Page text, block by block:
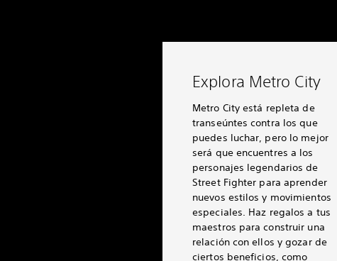
Explora Metro City
Metro City está repleta de
transeúntes contra los que
puedes luchar, pero lo mejor
será que encuentres a los
personajes legendarios de
Street Fighter para aprender
nuevos estilos y movimientos
especiales. Haz regalos a tus
maestros para construir una
relación con ellos y gozar de
ciertos beneficios, como